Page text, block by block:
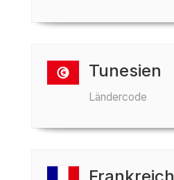
Tunesien
Ländercode